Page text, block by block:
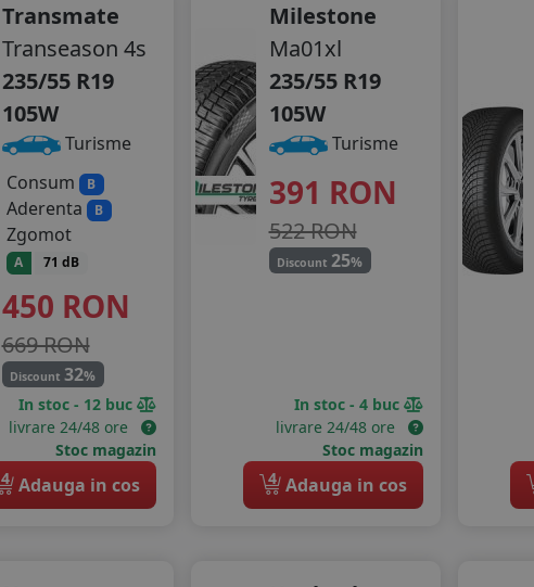
Transmate
Transeason 4s
235/55 R19
105W
Turisme
Consum
B
Aderenta B
Zgomot
A 71 dB
450 RON
669 RON
Discount32%
In stoc - 12 buc
livrare 24/48 ore
Stoc magazin
4 Adauga in cos
Milestone
Ma01xl
235/55 R19
105W
Turisme
391 RON
522 RON
Discount25%
In stoc - 4 buc
livrare 24/48 ore
Stoc magazin
4 Adauga in cos